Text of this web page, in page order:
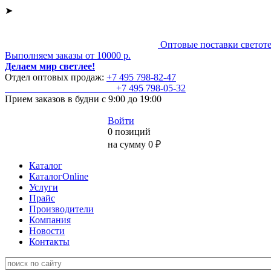
➤
Оптовые поставки
Выполняем заказы от 10000 р.
Делаем мир светлее!
Отдел оптовых продаж: +7 495 798-82-47
+7 495 798-05-32
Прием заказов в будни с 9:00 до 19:00
Войти
0 позиций
на сумму 0 ₽
Каталог
КаталогOnline
Услуги
Прайс
Производители
Компания
Новости
Контакты